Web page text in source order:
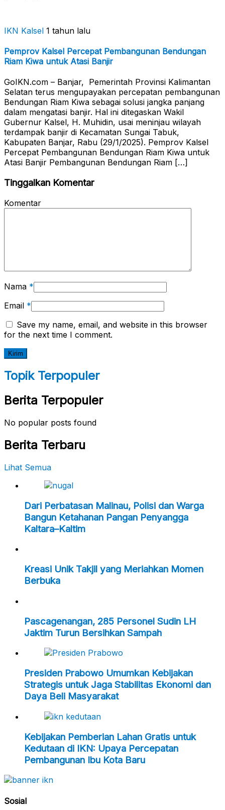
IKN Kalsel 1 tahun lalu
Pemprov Kalsel Percepat Pembangunan Bendungan
Riam Kiwa untuk Atasi Banjir
GoIKN.com – Banjar, Pemerintah Provinsi Kalimantan
Selatan terus mengupayakan percepatan pembangunan
Bendungan Riam Kiwa sebagai solusi jangka panjang
dalam mengatasi banjir. Hal ini ditegaskan Wakil
Gubernur Kalsel, H. Muhidin, usai meninjau wilayah
terdampak banjir di Kecamatan Sungai Tabuk,
Kabupaten Banjar, Rabu (29/1/2025). Pemprov Kalsel
Percepat Pembangunan Bendungan Riam Kiwa untuk
Atasi Banjir Pembangunan Bendungan Riam […]
Tinggalkan Komentar
Komentar
Nama *
Email *
Save my name, email, and website in this browser
for the next time I comment.
Topik Terpopuler
Berita Terpopuler
No popular posts found
Berita Terbaru
Lihat Semua
Dari Perbatasan Malinau, Polisi dan Warga
Bangun Ketahanan Pangan Penyangga
Kaltara–Kaltim
Kreasi Unik Takjil yang Meriahkan Momen
Berbuka
Pascagenangan, 285 Personel Sudin LH
Jaktim Turun Bersihkan Sampah
Presiden Prabowo Umumkan Kebijakan
Strategis untuk Jaga Stabilitas Ekonomi dan
Daya Beli Masyarakat
Kebijakan Pemberian Lahan Gratis untuk
Kedutaan di IKN: Upaya Percepatan
Pembangunan Ibu Kota Baru
Sosial